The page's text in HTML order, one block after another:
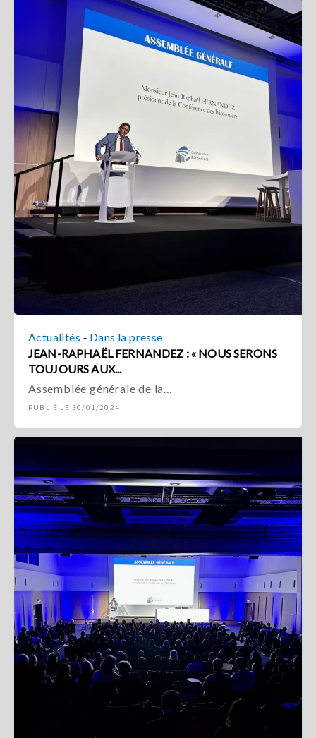
Actualités - Dans la presse
JEAN-RAPHAËL FERNANDEZ : « NOUS SERONS
TOUJOURS AUX...
Assemblée générale de la…
PUBLIÉ LE 30/01/2024